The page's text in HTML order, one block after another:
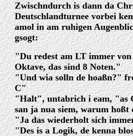
Zwischndurch is dann da
Deutschlandturnee vorbei
amol in am ruhigen
gsogt:
"Du redest am LT immer
Oktave, das sind 8 Noten."
"Und wia solln de hoaßn?"
C"
"Halt", untabrich i eam, "as
san ja nua siem, warum hoßt
"Ja das wiederholt sich
"Des is a Logik, de kenna